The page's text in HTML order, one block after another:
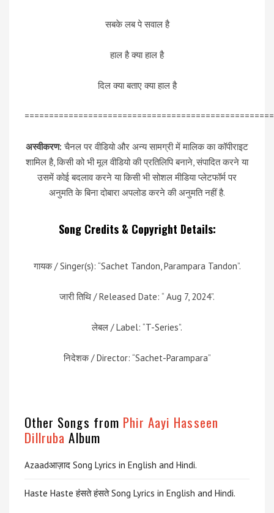
सबके लब पे सवाल है
हाल है क्या हाल है
दिल क्या बताए क्या हाल है
अस्वीकरण: चैनल पर वीडियो और अन्य सामग्री में मालिक का कॉपीराइट
शामिल है, किसी को भी मूल वीडियो की प्रतिलिपि बनाने, संपादित करने या
उसमें कोई बदलाव करने या किसी भी सोशल मीडिया प्लेटफॉर्म पर
अनुमति के बिना दोबारा अपलोड करने की अनुमति नहीं है.
Song Credits & Copyright Details:
गायक / Singer(s): “Sachet Tandon, Parampara Tandon”.
जारी तिथि / Released Date: “ Aug 7, 2024”.
लेबल / Label: “T-Series”.
निदेशक / Director: “Sachet-Parampara”
Other Songs from Phir Aayi Hasseen
Dillruba Album
Azaadआज़ाद Song Lyrics in English and Hindi.
Haste Haste हंसते हंसते Song Lyrics in English and Hindi.